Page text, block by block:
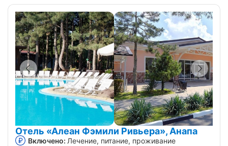
Отель «Алеан Фэмили Ривьера», Анапа
Включено: Лечение, питание, проживание